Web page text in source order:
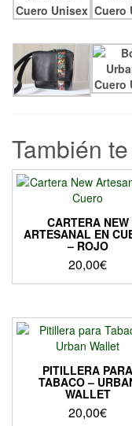
También
CARTERA NEW
ARTESANAL EN
– ROJO
20,00€
PITILLERA PARA
TABACO –
WALLET
20,00€